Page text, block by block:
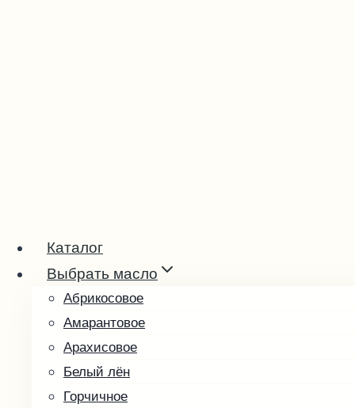
Каталог
Выбрать масло
Абрикосовое
Амарантовое
Арахисовое
Белый лён
Горчичное